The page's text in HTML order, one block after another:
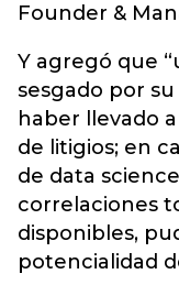
Founder &
Y agregó que
sesgado por
haber llevado
de litigios; en
de data
correlaciones
disponibles,
potencialidad